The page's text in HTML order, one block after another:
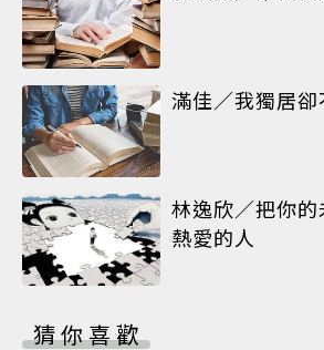
滿佳／我獨居卻
林逸欣／把你
熱愛的人
猜你喜歡